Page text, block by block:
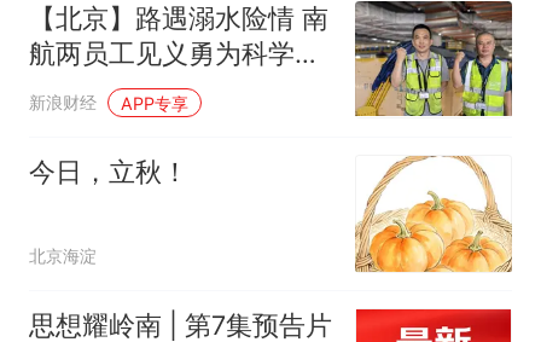
【北京】路遇溺水险情 南
航两员工见义勇为科学施
救
新浪财经 APP专享
今日，立秋！
北京海淀
思想耀岭南 | 第7集预告片